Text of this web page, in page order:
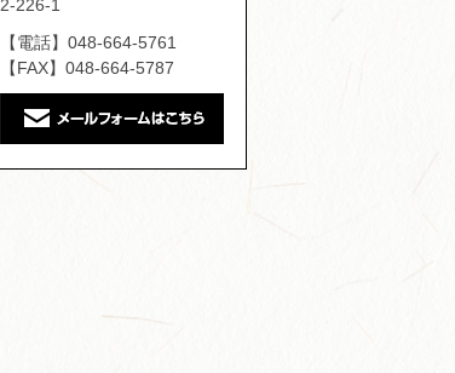
2-226-1
【電話】048-664-5761
【FAX】048-664-5787